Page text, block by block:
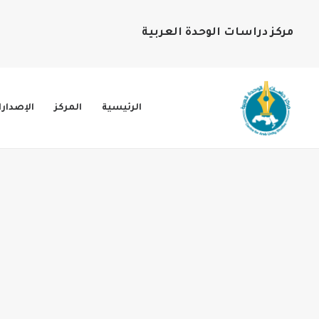
مركز دراسات الوحدة العربية
الرئيسية المركز